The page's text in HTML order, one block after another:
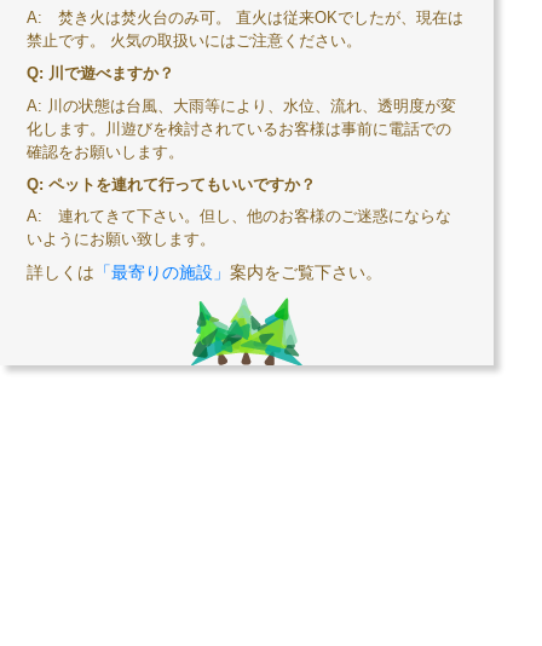
A: 焚き火は焚火台のみ可。 直火は従来OKでしたが、現在は
禁止です。 火気の取扱いにはご注意ください。
Q: 川で遊べますか？
A: 川の状態は台風、大雨等により、水位、流れ、透明度が変
化します。川遊びを検討されているお客様は事前に電話での
確認をお願いします。
Q: ペットを連れて行ってもいいですか？
A: 連れてきて下さい。但し、他のお客様のご迷惑にならな
いようにお願い致します。
詳しくは 「最寄りの施設」案内をご覧下さい。